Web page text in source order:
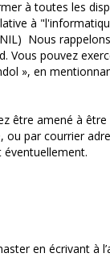
à toutes les
à
Nous
Vous pouvez
», en
être amené à
par courrier
en écrivant à